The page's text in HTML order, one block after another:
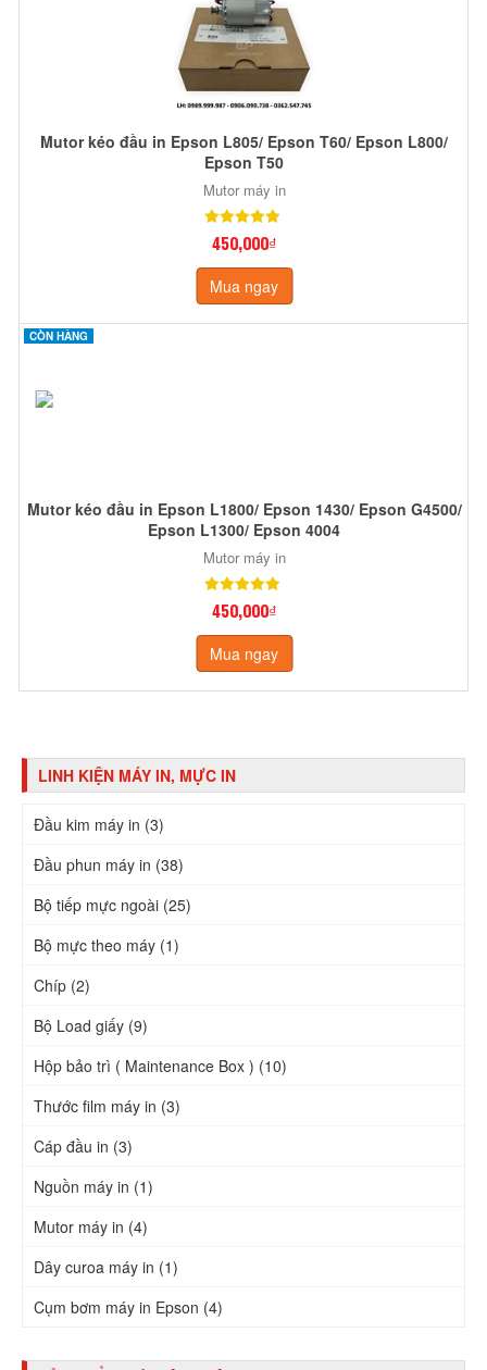
Mutor kéo đầu in Epson L805/ Epson T60/ Epson L800/
Epson T50
Mutor máy in
450,000₫
Mua ngay
CÒN HÀNG
Mutor kéo đầu in Epson L1800/ Epson 1430/ Epson G4500/
Epson L1300/ Epson 4004
Mutor máy in
450,000₫
Mua ngay
LINH KIỆN MÁY IN, MỰC IN
Đầu kim máy in (3)
Đầu phun máy in (38)
Bộ tiếp mực ngoài (25)
Bộ mực theo máy (1)
Chíp (2)
Bộ Load giấy (9)
Hộp bảo trì ( Maintenance Box ) (10)
Thước film máy in (3)
Cáp đầu in (3)
Nguồn máy in (1)
Mutor máy in (4)
Dây curoa máy in (1)
Cụm bơm máy in Epson (4)